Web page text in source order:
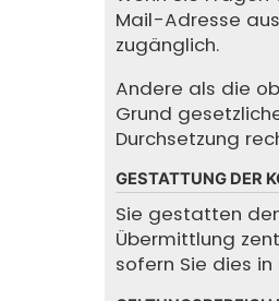
Mail-Adresse
zugänglich.
Andere als die
Grund
Durchsetzung
GESTATTUNG DER
Sie gestatten
Übermittlung
sofern Sie dies